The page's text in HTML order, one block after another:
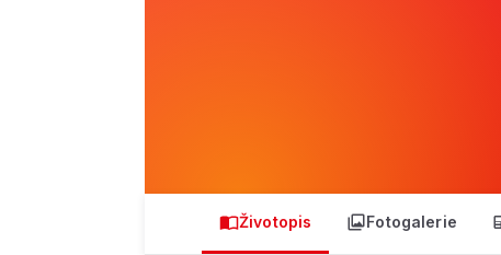
Životopis Fotogalerie